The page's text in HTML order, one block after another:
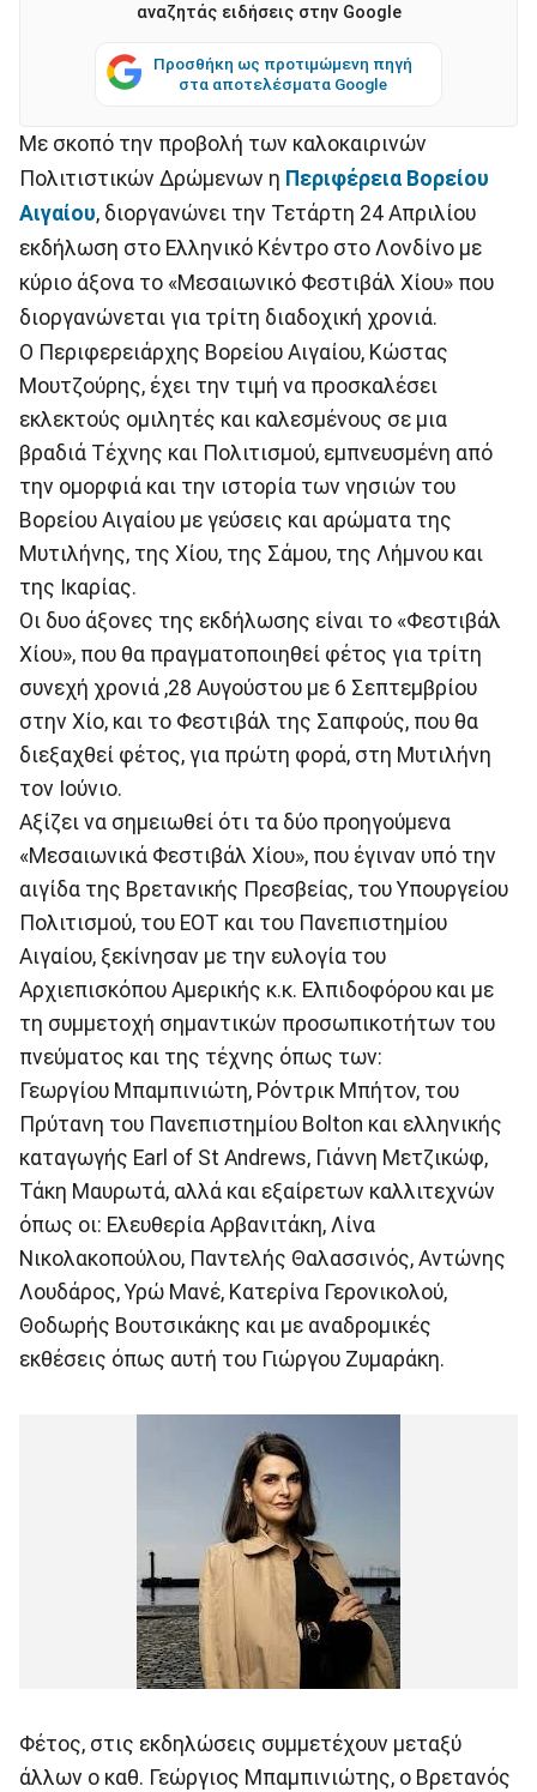
αναζητάς ειδήσεις στην Google
Προσθήκη ως προτιμώμενη πηγή
στα αποτελέσματα Google
Mε σκοπό την προβολή των καλοκαιρινών
Πολιτιστικών Δρώμενων η Περιφέρεια Βορείου
Αιγαίου, διοργανώνει την Τετάρτη 24 Απριλίου
εκδήλωση στο Ελληνικό Κέντρο στο Λονδίνο με
κύριο άξονα το «Μεσαιωνικό Φεστιβάλ Χίου» που
διοργανώνεται για τρίτη διαδοχική χρονιά.
Ο Περιφερειάρχης Βορείου Αιγαίου, Κώστας
Μουτζούρης, έχει την τιμή να προσκαλέσει
εκλεκτούς ομιλητές και καλεσμένους σε μια
βραδιά Τέχνης και Πολιτισμού, εμπνευσμένη από
την ομορφιά και την ιστορία των νησιών του
Βορείου Αιγαίου με γεύσεις και αρώματα της
Μυτιλήνης, της Χίου, της Σάμου, της Λήμνου και
της Ικαρίας.
Οι δυο άξονες της εκδήλωσης είναι το «Φεστιβάλ
Χίου», που θα πραγματοποιηθεί φέτος για τρίτη
συνεχή χρονιά ,28 Αυγούστου με 6 Σεπτεμβρίου
στην Χίο, και το Φεστιβάλ της Σαπφούς, που θα
διεξαχθεί φέτος, για πρώτη φορά, στη Μυτιλήνη
τον Ιούνιο.
Αξίζει να σημειωθεί ότι τα δύο προηγούμενα
«Μεσαιωνικά Φεστιβάλ Χίου», που έγιναν υπό την
αιγίδα της Βρετανικής Πρεσβείας, του Υπουργείου
Πολιτισμού, του ΕΟΤ και του Πανεπιστημίου
Αιγαίου, ξεκίνησαν με την ευλογία του
Αρχιεπισκόπου Αμερικής κ.κ. Ελπιδοφόρου και με
τη συμμετοχή σημαντικών προσωπικοτήτων του
πνεύματος και της τέχνης όπως των:
Γεωργίου Μπαμπινιώτη, Ρόντρικ Μπήτον, του
Πρύτανη του Πανεπιστημίου Bolton και ελληνικής
καταγωγής Earl of St Andrews, Γιάννη Μετζικώφ,
Τάκη Μαυρωτά, αλλά και εξαίρετων καλλιτεχνών
όπως οι: Ελευθερία Αρβανιτάκη, Λίνα
Νικολακοπούλου, Παντελής Θαλασσινός, Αντώνης
Λουδάρος, Υρώ Μανέ, Κατερίνα Γερονικολού,
Θοδωρής Βουτσικάκης και με αναδρομικές
εκθέσεις όπως αυτή του Γιώργου Ζυμαράκη.
Φέτος, στις εκδηλώσεις συμμετέχουν μεταξύ
άλλων ο καθ. Γεώργιος Μπαμπινιώτης, ο Βρετανός